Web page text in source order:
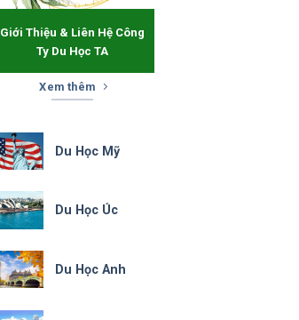
Giới Thiệu & Liên Hệ Công
Ty Du Học TA
Xem thêm
Du Học Mỹ
Du Học Úc
Du Học Anh